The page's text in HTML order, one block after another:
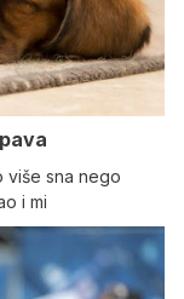
više sna nego
i mi